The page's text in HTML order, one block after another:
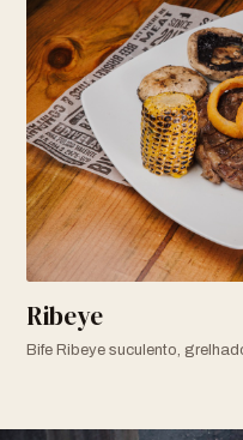
Ribeye
Bife Ribeye suculento,